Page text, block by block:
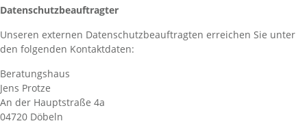
Datenschutzbeauftragter
Unseren externen Datenschutzbeauftragten erreichen Sie unter
den folgenden Kontaktdaten:
Beratungshaus
Jens Protze
An der Hauptstraße 4a
04720 Döbeln